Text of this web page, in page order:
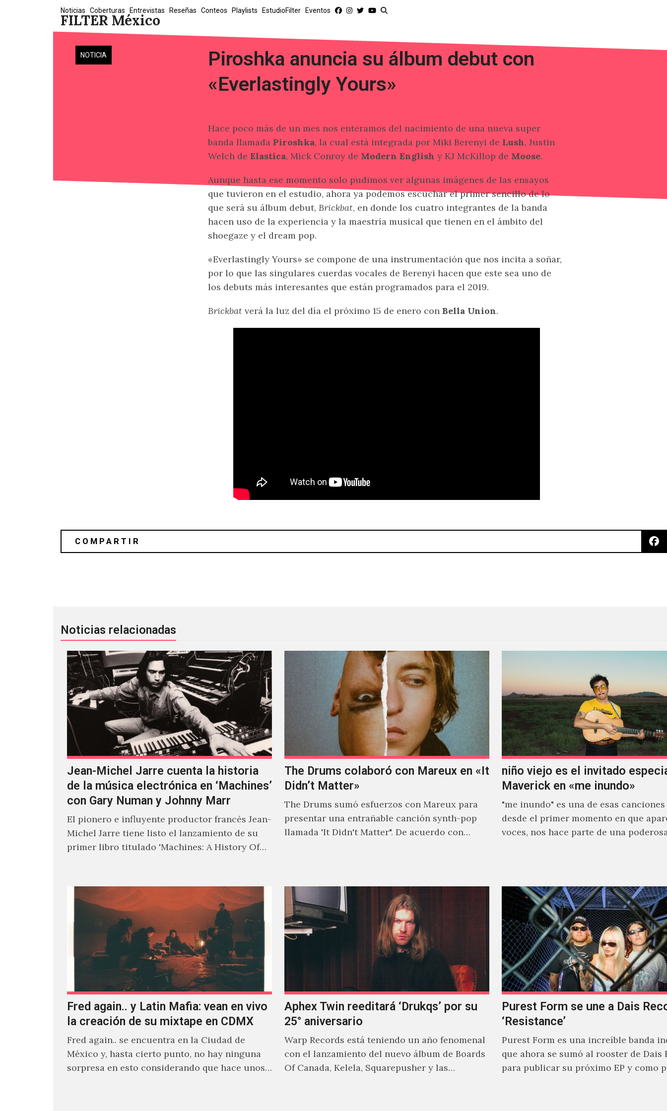
FILTER México
Noticias Coberturas Entrevistas Reseñas Conteos Playlists EstudioFilter Eventos
NOTICIA
Piroshka anuncia su álbum debut con
«Everlastingly Yours»
Hace poco más de un mes nos enteramos del nacimiento de una nueva super
banda llamada Piroshka, la cual está integrada por Miki Berenyi de Lush, Justin
Welch de Elastica, Mick Conroy de Modern English y KJ McKillop de Moose.
Aunque hasta ese momento solo pudimos ver algunas imágenes de las ensayos
que tuvieron en el estudio, ahora ya podemos escuchar el primer sencillo de lo
que será su álbum debut, Brickbat, en donde los cuatro integrantes de la banda
hacen uso de la experiencia y la maestría musical que tienen en el ámbito del
shoegaze y el dream pop.
«Everlastingly Yours» se compone de una instrumentación que nos incita a soñar,
por lo que las singulares cuerdas vocales de Berenyi hacen que este sea uno de
los debuts más interesantes que están programados para el 2019.
Brickbat verá la luz del día el próximo 15 de enero con Bella Union.
Noticias relacionadas
Jean-Michel Jarre cuenta la historia
de la música electrónica en ‘Machines’
con Gary Numan y Johnny Marr
El pionero e influyente productor francés Jean-
Michel Jarre tiene listo el lanzamiento de su
primer libro titulado 'Machines: A History Of
The Drums colaboró con Mareux en «It
Didn’t Matter»
The Drums sumó esfuerzos con Mareux para
presentar una entrañable canción synth-pop
llamada 'It Didn't Matter". De acuerdo con
niño viejo es el invitado
Maverick en «me inundo»
"me inundo" es una de esas canciones
desde el primer momento en que
voces, nos hace parte de una
Fred again.. y Latin Mafia: vean en vivo
la creación de su mixtape en CDMX
Fred again.. se encuentra en la Ciudad de
México y, hasta cierto punto, no hay ninguna
sorpresa en esto considerando que hace unos
Aphex Twin reeditará ‘Drukqs’ por su
25° aniversario
Warp Records está teniendo un año fenomenal
con el lanzamiento del nuevo álbum de Boards
Of Canada, Kelela, Squarepusher y las
Purest Form se une a Dais
‘Resistance’
Purest Form es una increíble banda
que ahora se sumó al rooster de Dais
para publicar su próximo EP y como